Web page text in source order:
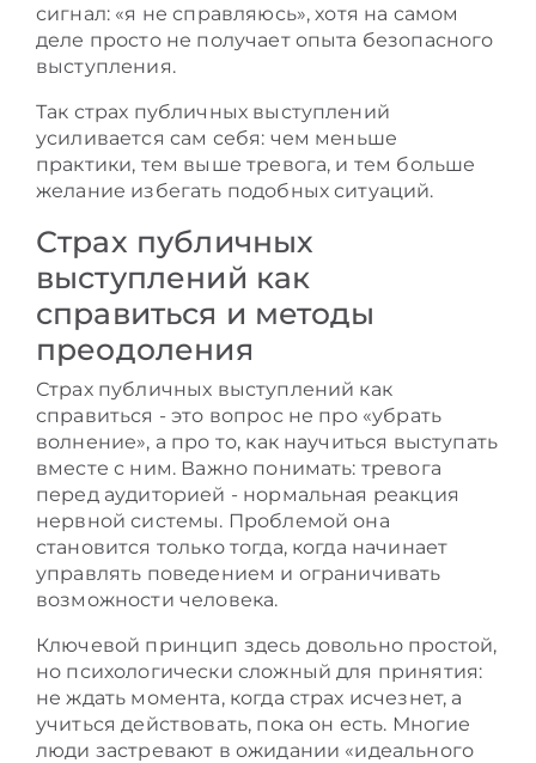
сигнал: «я не справляюсь», хотя на самом
деле просто не получает опыта безопасного
выступления.
Так страх публичных выступлений
усиливается сам себя: чем меньше
практики, тем выше тревога, и тем больше
желание избегать подобных ситуаций.
Страх публичных
выступлений как
справиться и методы
преодоления
Страх публичных выступлений как
справиться - это вопрос не про «убрать
волнение», а про то, как научиться выступать
вместе с ним. Важно понимать: тревога
перед аудиторией - нормальная реакция
нервной системы. Проблемой она
становится только тогда, когда начинает
управлять поведением и ограничивать
возможности человека.
Ключевой принцип здесь довольно простой,
но психологически сложный для принятия:
не ждать момента, когда страх исчезнет, а
учиться действовать, пока он есть. Многие
люди застревают в ожидании «идеального